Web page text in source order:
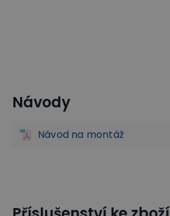
Kancelářský nábytek METAL
Návody
Návod na montáž